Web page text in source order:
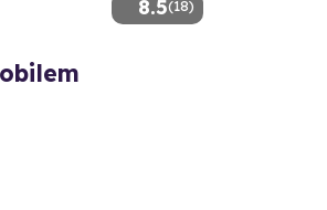
8.5(18)